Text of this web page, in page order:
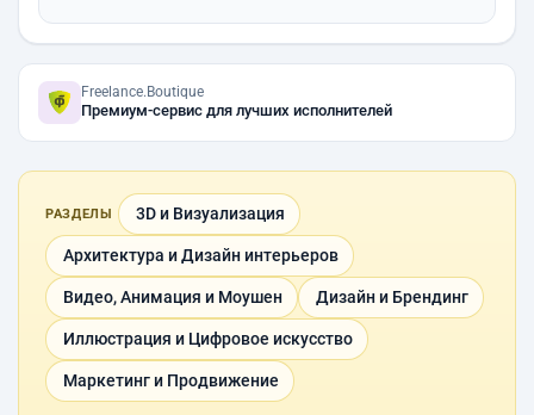
Freelance.Boutique
Премиум-сервис для лучших исполнителей
РАЗДЕЛЫ 3D и Визуализация
Архитектура и Дизайн интерьеров
Видео, Анимация и Моушен Дизайн и Брендинг
Иллюстрация и Цифровое искусство
Маркетинг и Продвижение